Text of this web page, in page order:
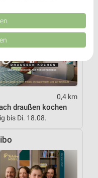
0,4 km
draußen kochen
bis Di. 18.08.
Quellen. Entwicklung und
Daten zur Auswahl
weitergegeben und in die